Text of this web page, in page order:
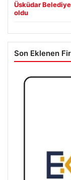
Üsküdar
oldu
Son Eklenen